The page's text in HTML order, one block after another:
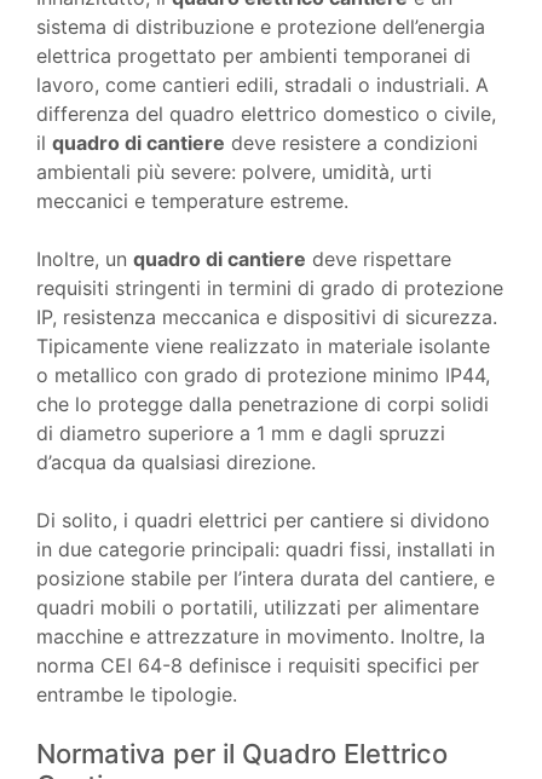
sistema di distribuzione e protezione dell’energia
elettrica progettato per ambienti temporanei di
lavoro, come cantieri edili, stradali o industriali. A
differenza del quadro elettrico domestico o civile,
il quadro di cantiere deve resistere a condizioni
ambientali più severe: polvere, umidità, urti
meccanici e temperature estreme.
Inoltre, un quadro di cantiere deve rispettare
requisiti stringenti in termini di grado di protezione
IP, resistenza meccanica e dispositivi di sicurezza.
Tipicamente viene realizzato in materiale isolante
o metallico con grado di protezione minimo IP44,
che lo protegge dalla penetrazione di corpi solidi
di diametro superiore a 1 mm e dagli spruzzi
d’acqua da qualsiasi direzione.
Di solito, i quadri elettrici per cantiere si dividono
in due categorie principali: quadri fissi, installati in
posizione stabile per l’intera durata del cantiere, e
quadri mobili o portatili, utilizzati per alimentare
macchine e attrezzature in movimento. Inoltre, la
norma CEI 64-8 definisce i requisiti specifici per
entrambe le tipologie.
Normativa per il Quadro Elettrico